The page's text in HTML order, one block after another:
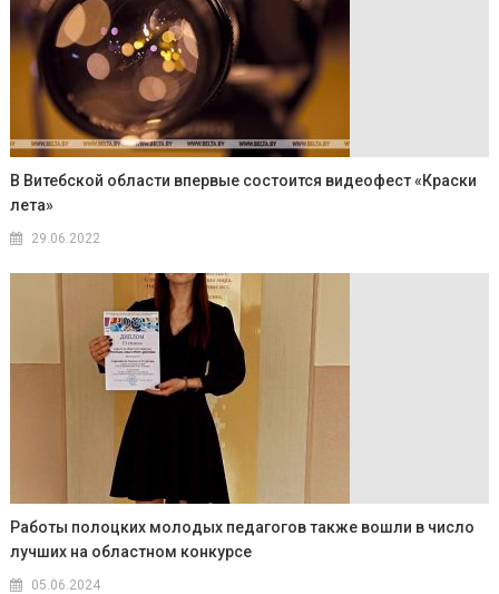
В Витебской области впервые состоится видеофест «Краски
лета»
29.06.2022
Работы полоцких молодых педагогов также вошли в число
лучших на областном конкурсе
05.06.2024